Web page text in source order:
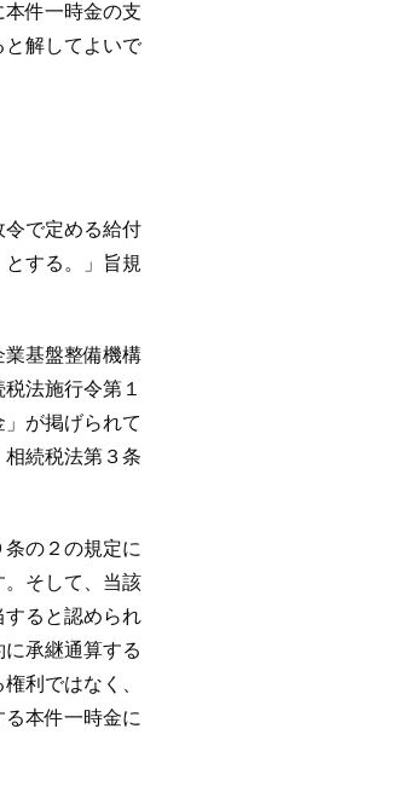
件一時金の支
解してよいで
で定める給付
する。」旨規
基盤整備機構
法施行令第１
が掲げられて
続税法第３条
の２の規定に
そして、当該
ると認められ
承継通算する
利ではなく、
本件一時金に